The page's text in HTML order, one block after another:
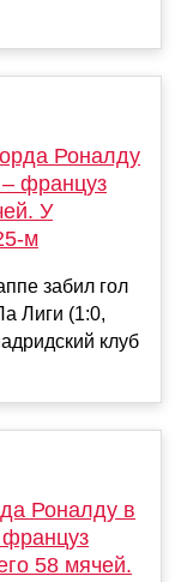
Роналду
француз
У
м
забил гол
Лиги (1:0,
клуб
Роналду в
58 мячей.